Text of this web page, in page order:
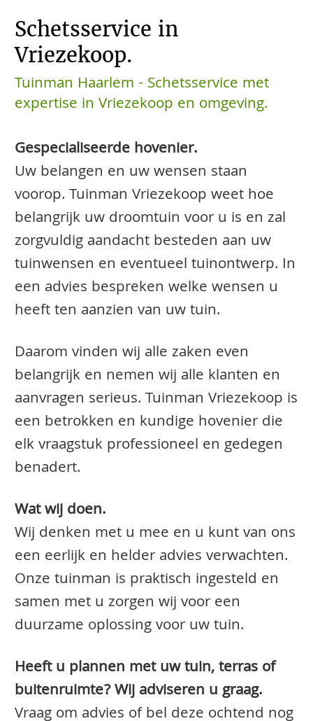
Schetsservice in
Vriezekoop.
Tuinman Haarlem - Schetsservice met
expertise in Vriezekoop en omgeving.
Gespecialiseerde hovenier.
Uw belangen en uw wensen staan
voorop. Tuinman Vriezekoop weet hoe
belangrijk uw droomtuin voor u is en zal
zorgvuldig aandacht besteden aan uw
tuinwensen en eventueel tuinontwerp. In
een advies bespreken welke wensen u
heeft ten aanzien van uw tuin.
Daarom vinden wij alle zaken even
belangrijk en nemen wij alle klanten en
aanvragen serieus. Tuinman Vriezekoop is
een betrokken en kundige hovenier die
elk vraagstuk professioneel en gedegen
benadert.
Wat wij doen.
Wij denken met u mee en u kunt van ons
een eerlijk en helder advies verwachten.
Onze tuinman is praktisch ingesteld en
samen met u zorgen wij voor een
duurzame oplossing voor uw tuin.
Heeft u plannen met uw tuin, terras of
buitenruimte? Wij adviseren u graag.
Vraag om advies of bel deze ochtend nog